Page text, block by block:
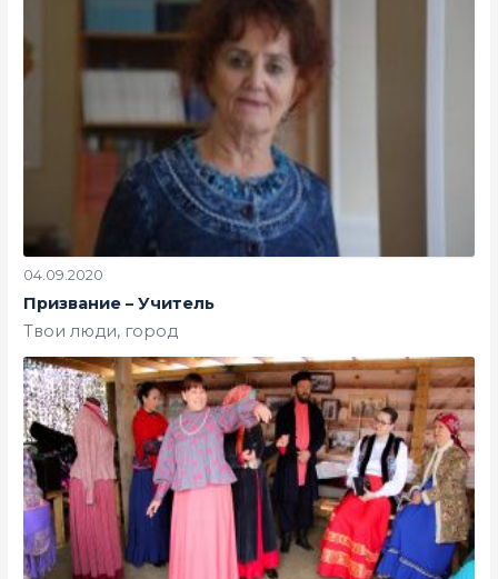
04.09.2020
Призвание – Учитель
Твои люди, город